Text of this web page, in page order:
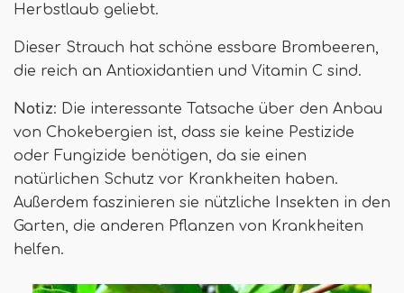
Herbstlaub geliebt.
Dieser Strauch hat schöne essbare Brombeeren,
die reich an Antioxidantien und Vitamin C sind.
Notiz: Die interessante Tatsache über den Anbau
von Chokebergien ist, dass sie keine Pestizide
oder Fungizide benötigen, da sie einen
natürlichen Schutz vor Krankheiten haben.
Außerdem faszinieren sie nützliche Insekten in den
Garten, die anderen Pflanzen von Krankheiten
helfen.